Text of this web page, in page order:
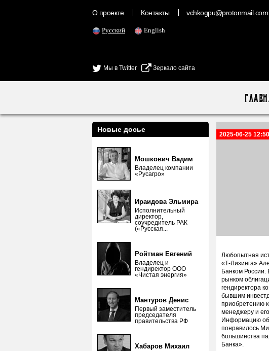
О проекте Контакты vchkogpu@protonmail.com
Русский English
Мы в Twitter Зеркало сайта
Новые досье
Мошкович Вадим
Владелец компании
«Русагро»
Ираидова Эльмира
Исполнительный
директор,
соучредитель РАК
(«Русская...
Ройтман Евгений
Владелец и
гендиректор ООО
«Чистая энергия»
Мантуров Денис
Первый заместитель
председателя
правительства РФ
Хабаров Михаил
2025-06-25 12:50
Любопытная
«Т-Лизинга»
Банком
рынком
гендиректора
бывшим
приобретению
менеджеру и
Информацию об
понравилось
большинства
Банка».